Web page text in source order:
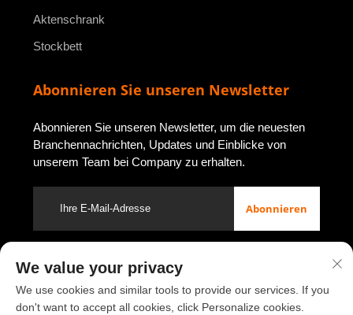
Aktenschrank
Stockbett
Abonnieren Sie unseren Newsletter
Abonnieren Sie unseren Newsletter, um die neuesten
Branchennachrichten, Updates und Einblicke von
unserem Team bei Company zu erhalten.
Abonnieren
Urheberrecht © 2026 durch Luoyang Youbao Office Furniture Co.,
Ltd.
Datenschutzrichtlinie
We value your privacy
We use cookies and similar tools to provide our services. If you
don't want to accept all cookies, click Personalize cookies.